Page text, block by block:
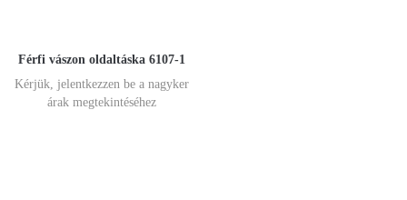
Férfi vászon oldaltáska 6107-1
Kérjük, jelentkezzen be a nagyker
árak megtekintéséhez